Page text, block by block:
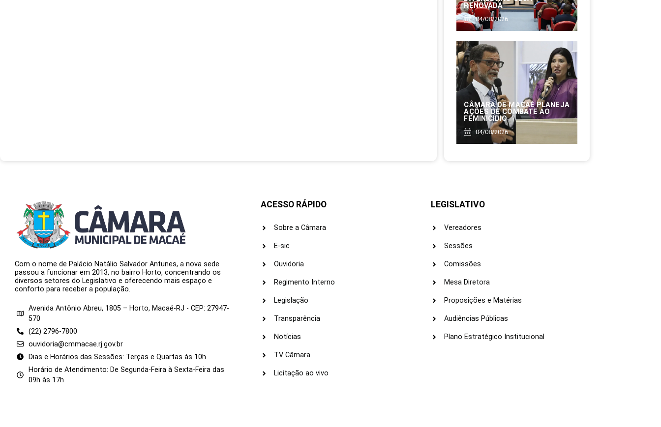
RENOVADA
04/08/2026
CÂMARA DE MACAÉ PLANEJA
AÇÕES DE COMBATE AO
FEMINICÍDIO
04/08/2026
Com o nome de Palácio Natálio Salvador Antunes, a nova sede
passou a funcionar em 2013, no bairro Horto, concentrando os
diversos setores do Legislativo e oferecendo mais espaço e
conforto para receber a população.
Avenida Antônio Abreu, 1805 – Horto, Macaé-RJ - CEP: 27947-
570
(22) 2796-7800
ouvidoria@cmmacae.rj.gov.br
Dias e Horários das Sessões: Terças e Quartas às 10h
Horário de Atendimento: De Segunda-Feira à Sexta-Feira das
09h às 17h
ACESSO RÁPIDO
Sobre a Câmara
E-sic
Ouvidoria
Regimento Interno
Legislação
Transparência
Notícias
TV Câmara
Licitação ao vivo
LEGISLATIVO
Vereadores
Sessões
Comissões
Mesa Diretora
Proposições e Matérias
Audiências Públicas
Plano Estratégico Institucional